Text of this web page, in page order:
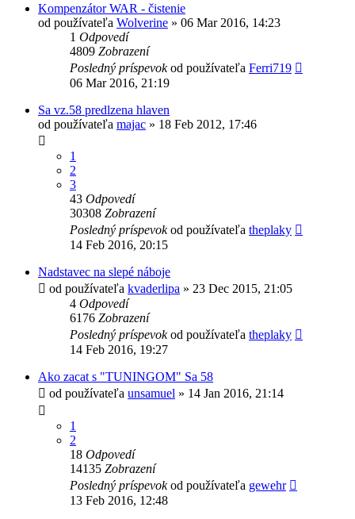
Kompenzátor WAR - čistenie
od používateľa Wolverine » 06 Mar 2016, 14:23
1 Odpovedí
4809 Zobrazení
Posledný príspevokod používateľa Ferri719
06 Mar 2016, 21:19
Sa vz.58 predlzena hlaven
od používateľa majac » 18 Feb 2012, 17:46
1
2
3
43 Odpovedí
30308 Zobrazení
Posledný príspevokod používateľa theplaky
14 Feb 2016, 20:15
Nadstavec na slepé náboje
od používateľa kvaderlipa » 23 Dec 2015, 21:05
4 Odpovedí
6176 Zobrazení
Posledný príspevokod používateľa theplaky
14 Feb 2016, 19:27
Ako zacat s "TUNINGOM" Sa 58
od používateľa unsamuel » 14 Jan 2016, 21:14
1
2
18 Odpovedí
14135 Zobrazení
Posledný príspevokod používateľa gewehr
13 Feb 2016, 12:48